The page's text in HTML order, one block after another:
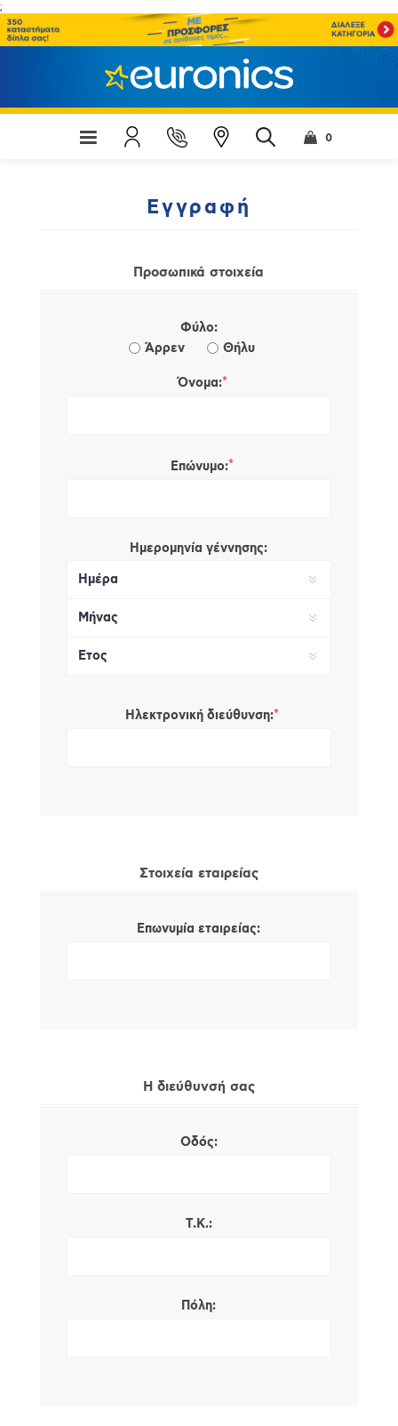
;
0
Εγγραφή
Προσωπικά στοιχεία
Φύλο:
Άρρεν
Θήλυ
Όνομα:*
Επώνυμο:*
Ημερομηνία γέννησης:
Ηλεκτρονική διεύθυνση:*
Στοιχεία εταιρείας
Επωνυμία εταιρείας:
Η διεύθυνσή σας
Οδός:
Τ.Κ.:
Πόλη: